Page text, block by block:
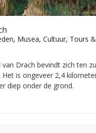
Musea, Cultuur, Tours
Drach bevindt zich ten
is ongeveer 2,4
diep onder de grond.